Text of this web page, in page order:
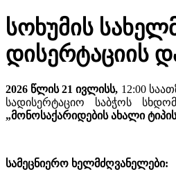
სოხუმის
დისერტაციის
2026 წლის 21 ივლისს, 12:00
სადისერტაციო საბჭოს
„მონოსაქარიდების ახალი
სამეცნიერო ხელმძღვანელები: